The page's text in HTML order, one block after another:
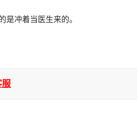
冲着当医生来的。
服